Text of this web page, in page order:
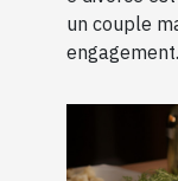
un couple